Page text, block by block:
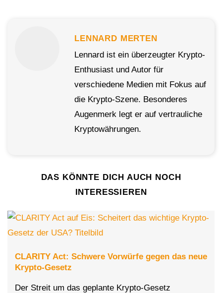
LENNARD MERTEN
Lennard ist ein überzeugter Krypto-
Enthusiast und Autor für
verschiedene Medien mit Fokus auf
die Krypto-Szene. Besonderes
Augenmerk legt er auf vertrauliche
Kryptowährungen.
DAS KÖNNTE DICH AUCH NOCH
INTERESSIEREN
CLARITY Act: Schwere Vorwürfe gegen das neue
Krypto-Gesetz
Der Streit um das geplante Krypto-Gesetz